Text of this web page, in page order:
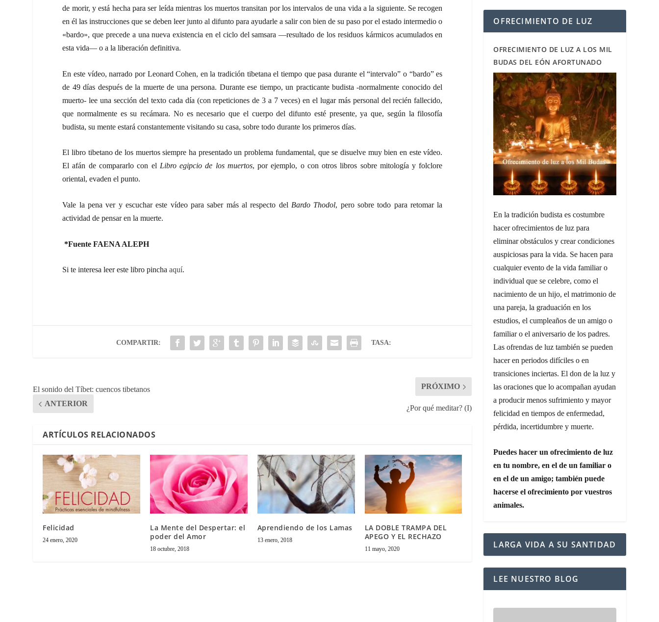
de morir, y está hecha para ser leída mientras los muertos transitan por los intervalos de una vida a la siguiente. Se recogen
en él las instrucciones que se deben leer junto al difunto para ayudarle a salir con bien de su paso por el estado intermedio o
«bardo», que precede a una nueva existencia en el ciclo del samsara —resultado de los residuos kármicos acumulados en
esta vida— o a la liberación definitiva.
En este vídeo, narrado por Leonard Cohen, en la tradición tibetana el tiempo que pasa durante el “intervalo” o “bardo” es
de 49 días después de la muerte de una persona. Durante ese tiempo, un practicante budista -normalmente conocido del
muerto- lee una sección del texto cada día (con repeticiones de 3 a 7 veces) en el lugar más personal del recién fallecido,
que normalmente es su recámara. No es necesario que el cuerpo del difunto esté presente, ya que, según la filosofía
budista, su mente estará constantemente visitando su casa, sobre todo durante los primeros días.
El libro tibetano de los muertos siempre ha presentado un problema fundamental, que se disuelve muy bien en este vídeo.
El afán de compararlo con el Libro egipcio de los muertos, por ejemplo, o con otros libros sobre mitología y folclore
oriental, evaden el punto.
Vale la pena ver y escuchar este vídeo para saber más al respecto del Bardo Thodol, pero sobre todo para retomar la
actividad de pensar en la muerte.
*Fuente FAENA ALEPH
Si te interesa leer este libro pinchaaquí.
COMPARTIR: TASA:
El sonido del Tíbet: cuencos tibetanos
ANTERIOR
PRÓXIMO
¿Por qué meditar? (I)
ARTÍCULOS RELACIONADOS
Felicidad
24 enero, 2020
La Mente del Despertar: el
poder del Amor
18 octubre, 2018
Aprendiendo de los Lamas
13 enero, 2018
LA DOBLE TRAMPA DEL
APEGO Y EL RECHAZO
11 mayo, 2020
OFRECIMIENTO DE LUZ
OFRECIMIENTO DE LUZ A LOS MIL
BUDAS DEL EÓN AFORTUNADO
En la tradición budista es costumbre
hacer ofrecimientos de luz para
eliminar obstáculos y crear condiciones
auspiciosas para la vida. Se hacen para
cualquier evento de la vida familiar o
individual que se celebre, como el
nacimiento de un hijo, el matrimonio de
una pareja, la graduación en los
estudios, el cumpleaños de un amigo o
familiar o el aniversario de los padres.
Las ofrendas de luz también se pueden
hacer en periodos difíciles o en
transiciones inciertas. El don de la luz y
las oraciones que lo acompañan ayudan
a producir menos sufrimiento y mayor
felicidad en tiempos de enfermedad,
pérdida, incertidumbre y muerte.
Puedes hacer un ofrecimiento de luz
en tu nombre, en el de un familiar o
en el de un amigo; también puede
hacerse el ofrecimiento por vuestros
animales.
LARGA VIDA A SU SANTIDAD
LEE NUESTRO BLOG